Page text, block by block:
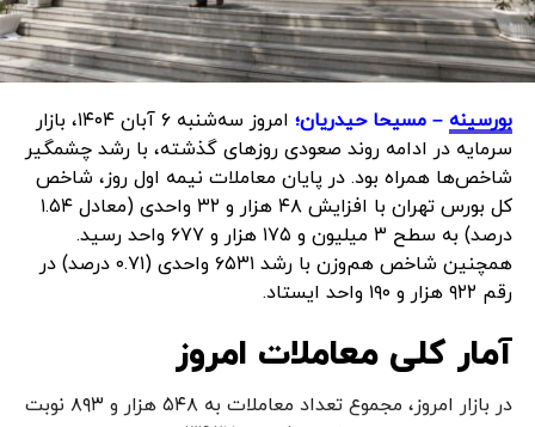
بورسینه – مسیحا حیدریان؛
امروز سه‌شنبه ۶ آبان ۱۴۰۴، بازار
سرمایه در ادامه روند صعودی روزهای گذشته، با رشد چشمگیر
شاخص‌ها همراه بود. در پایان معاملات نیمه اول روز، شاخص
کل بورس تهران با افزایش ۴۸ هزار و ۳۲ واحدی (معادل ۱.۵۴
درصد) به سطح ۳ میلیون و ۱۷۵ هزار و ۶۷۷ واحد رسید.
همچنین شاخص هم‌وزن با رشد ۶۵۳۱ واحدی (۰.۷۱ درصد) در
رقم ۹۲۲ هزار و ۱۹۰ واحد ایستاد.
آمار کلی معاملات امروز
در بازار امروز، مجموع تعداد معاملات به ۵۴۸ هزار و ۸۹۳ نوبت